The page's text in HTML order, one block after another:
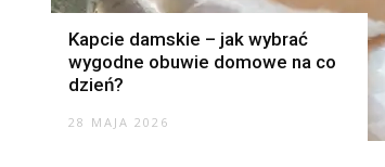
Kapcie damskie – jak wybrać
wygodne obuwie domowe na co
dzień?
28 MAJA 2026